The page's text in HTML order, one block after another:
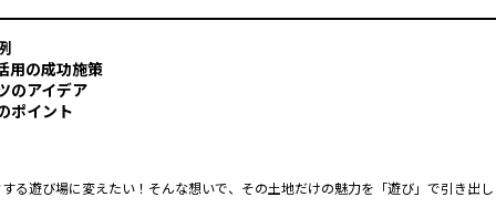
用の成功施策
のアイデア
ポイント
る遊び場に変えたい！そんな想いで、その土地だけの魅力を「遊び」で引き出